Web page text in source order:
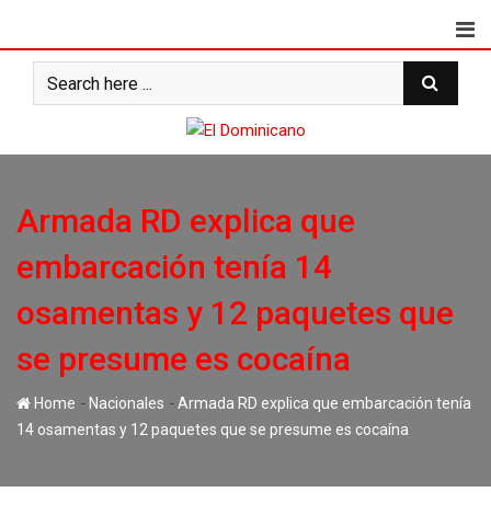
content
Armada RD explica que
embarcación tenía 14
osamentas y 12 paquetes que
se presume es cocaína
Home - Nacionales -Armada RD explica que embarcación tenía
14 osamentas y 12 paquetes que se presume es cocaína